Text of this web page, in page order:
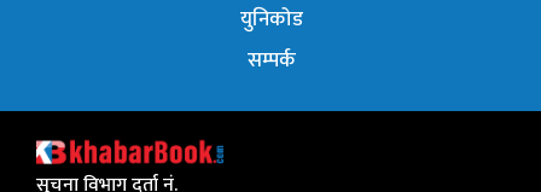
युनिकोड
सम्पर्क
सुचना विभाग दर्ता नं.